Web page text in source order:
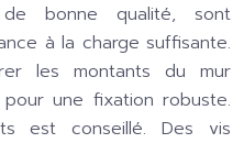
bonne qualité, sont
à la charge suffisante.
les montants du mur
une fixation robuste.
est conseillé. Des vis